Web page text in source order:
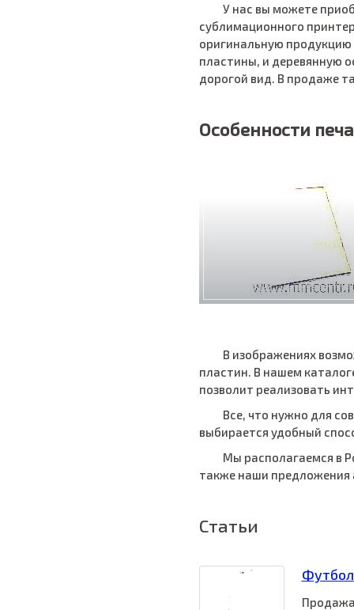
У нас вы можете
сублимационного
оригинальную продукцию
пластины, и деревянную
дорогой вид. В продаже
Особенности
В изображениях
пластин. В нашем
позволит реализовать
Все, что нужно для
выбирается удобный
Мы располагаемся в
также наши предложения
Статьи
Продажа